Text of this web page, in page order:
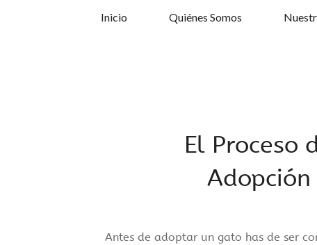
Inicio Quiénes Somos
El Proceso
Adopción
Antes de adoptar un gato has de ser